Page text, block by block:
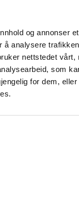
og annonser
å analysere
nettstedet vårt,
som
for dem,
fra Elma
på